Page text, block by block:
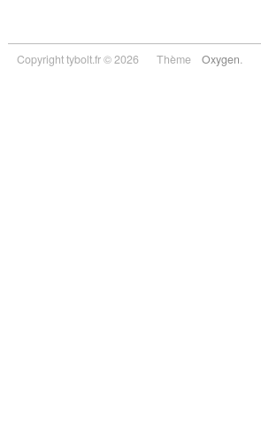
Copyright tybolt.fr © 2026 Thème Oxygen